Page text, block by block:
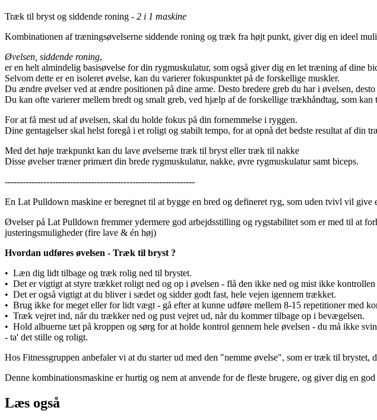
Træk til bryst og siddende roning - 2 i 1 maskine
Kombinationen af træningsøvelserne siddende roning og træk fra højt punkt, giver dig en ideel
Øvelsen, siddende roning,
er en helt almindelig basisøvelse for din rygmuskulatur, som også giver dig en let træning af dine
Selvom dette er en isoleret øvelse, kan du varierer fokuspunktet på de forskellige muskler.
Du ændre øvelser ved at ændre positionen på dine arme. Desto bredere greb du har i øvelsen,
Du kan ofte varierer mellem bredt og smalt greb, ved hjælp af de forskellige trækhåndtag, som kan
For at få mest ud af øvelsen, skal du holde fokus på din fornemmelse i ryggen.
Dine gentagelser skal helst foregå i et roligt og stabilt tempo, for at opnå det bedste resultat af din
Med det høje trækpunkt kan du lave øvelserne træk til bryst eller træk til nakke
Disse øvelser træner primært din brede rygmuskulatur, nakke, øvre rygmuskulatur samt biceps.
----------------------------------------------------------------
En Lat Pulldown maskine er beregnet til at bygge en bred og defineret ryg, som uden tvivl vil give
Øvelser på Lat Pulldown fremmer ydermere god arbejdsstilling og rygstabilitet som er med til at
justeringsmuligheder (fire lave & én høj)
Hvordan udføres øvelsen - Træk til bryst ?
• Læn dig lidt tilbage og træk rolig ned til brystet.
• Det er vigtigt at styre trækket roligt ned og op i øvelsen - flå den ikke ned og mist ikke kontrollen
• Det er også vigtigt at du bliver i sædet og sidder godt fast, hele vejen igennem trækket.
• Brug ikke for meget eller for lidt vægt - gå efter at kunne udføre mellem 8-15 repetitioner med
• Træk vejret ind, når du trækker ned og pust vejret ud, når du kommer tilbage op i bevægelsen.
• Hold albuerne tæt på kroppen og sørg for at holde kontrol gennem hele øvelsen - du må ikke
- ta' det stille og roligt.
Hos Fitnessgruppen anbefaler vi at du starter ud med den "nemme øvelse", som er træk til
Denne kombinationsmaskine er hurtig og nem at anvende for de fleste brugere, og giver dig en
Læs også